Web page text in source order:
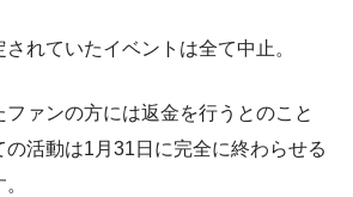
れていたイベントは全て中止。
ァンの方には返金を行うとのこと
の活動は1月31日に完全に終わらせる